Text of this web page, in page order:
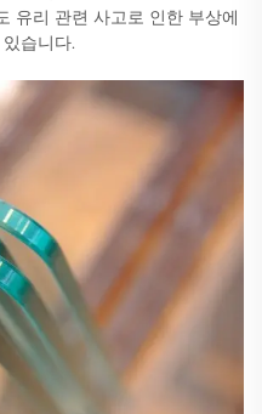
유리 관련 사고로 인한 부상에
습니다.